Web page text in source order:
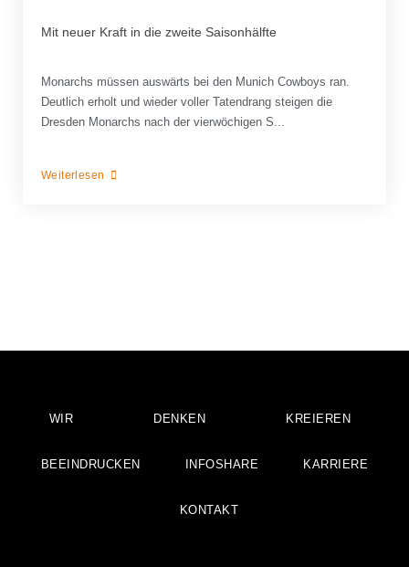
Mit neuer Kraft in die zweite Saisonhälfte
Monarchs müssen auswärts bei den Munich Cowboys ran.
Deutlich erholt und wieder voller Tatendrang steigen die
Dresden Monarchs nach der vierwöchigen S...
Weiterlesen
WIR DENKEN KREIEREN
BEEINDRUCKEN INFOSHARE KARRIERE
KONTAKT